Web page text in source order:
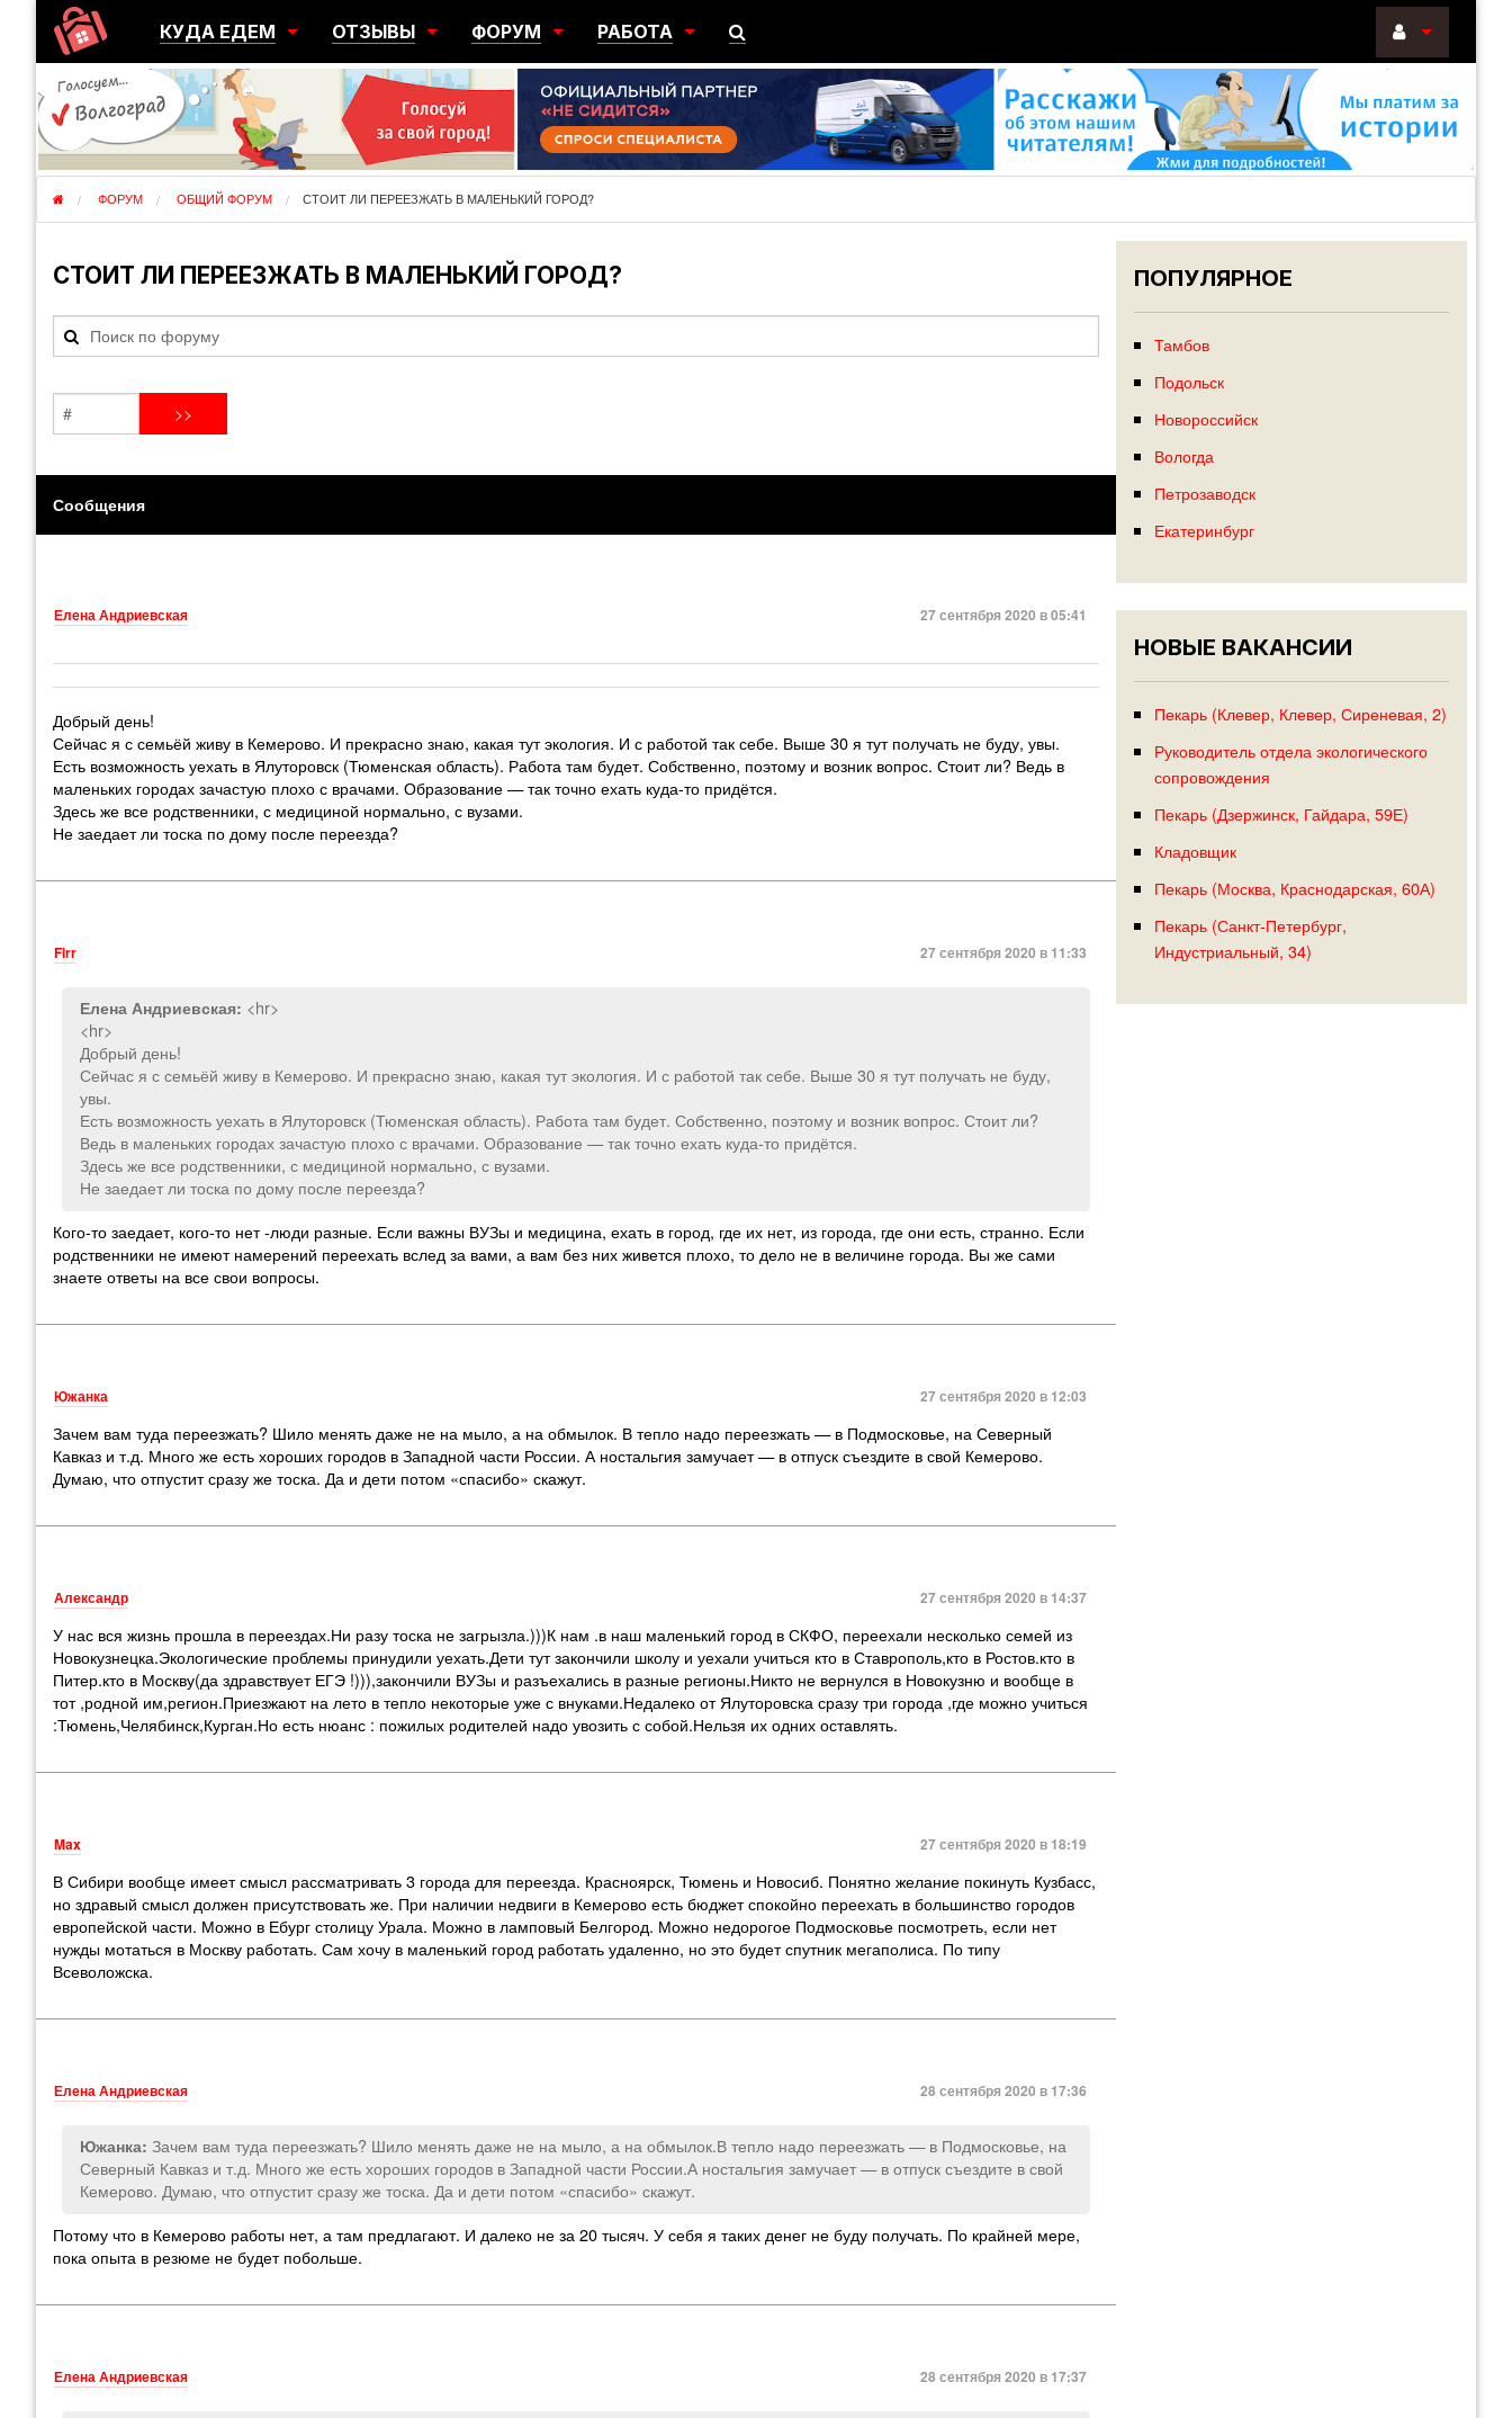
КУДА ЕДЕМ
ГОРОДА
РЕГИОНЫ
ОТЗЫВЫ
ПЕРЕЕЗДЫ
ЭМИГРАЦИЯ
ФОРУМ
ЮЖНЫЙ
РАБОТА
ПОИСК РАБОТЫ
РАЗМЕСТИТЬ ВАКАНСИЮ
Войти
ФОРУМ ОБЩИЙ ФОРУМ СТОИТ ЛИ ПЕРЕЕЗЖАТЬ В МАЛЕНЬКИЙ ГОРОД?
СТОИТ ЛИ ПЕРЕЕЗЖАТЬ В МАЛЕНЬКИЙ ГОРОД?
Сообщения
Елена Андриевская 27 сентября 2020 в 05:41
Добрый день!
Сейчас я с семьёй живу в Кемерово. И прекрасно знаю, какая тут экология. И с работой так себе. Выше 30 я тут получать не буду, увы.
Есть возможность уехать в Ялуторовск (Тюменская область). Работа там будет. Собственно, поэтому и возник вопрос. Стоит ли? Ведь в
маленьких городах зачастую плохо с врачами. Образование — так точно ехать куда-то придётся.
Здесь же все родственники, с медициной нормально, с вузами.
Не заедает ли тоска по дому после переезда?
Firr 27 сентября 2020 в 11:33
Елена Андриевская: <hr>
<hr>
Добрый день!
Сейчас я с семьёй живу в Кемерово. И прекрасно знаю, какая тут экология. И с работой так себе. Выше 30 я тут получать не буду,
увы.
Есть возможность уехать в Ялуторовск (Тюменская область). Работа там будет. Собственно, поэтому и возник вопрос. Стоит ли?
Ведь в маленьких городах зачастую плохо с врачами. Образование — так точно ехать куда-то придётся.
Здесь же все родственники, с медициной нормально, с вузами.
Не заедает ли тоска по дому после переезда?
Кого-то заедает, кого-то нет -люди разные. Если важны ВУЗы и медицина, ехать в город, где их нет, из города, где они есть, странно. Если
родственники не имеют намерений переехать вслед за вами, а вам без них живется плохо, то дело не в величине города. Вы же сами
знаете ответы на все свои вопросы.
Южанка 27 сентября 2020 в 12:03
Зачем вам туда переезжать? Шило менять даже не на мыло, а на обмылок. В тепло надо переезжать — в Подмосковье, на Северный
Кавказ и т.д. Много же есть хороших городов в Западной части России. А ностальгия замучает — в отпуск съездите в свой Кемерово.
Думаю, что отпустит сразу же тоска. Да и дети потом «спасибо» скажут.
Александр 27 сентября 2020 в 14:37
У нас вся жизнь прошла в переездах.Ни разу тоска не загрызла.)))К нам .в наш маленький город в СКФО, переехали несколько семей из
Новокузнецка.Экологические проблемы принудили уехать.Дети тут закончили школу и уехали учиться кто в Ставрополь,кто в Ростов.кто в
Питер.кто в Москву(да здравствует ЕГЭ !))),закончили ВУЗы и разъехались в разные регионы.Никто не вернулся в Новокузню и вообще в
тот ,родной им,регион.Приезжают на лето в тепло некоторые уже с внуками.Недалеко от Ялуторовска сразу три города ,где можно учиться
:Тюмень,Челябинск,Курган.Но есть нюанс : пожилых родителей надо увозить с собой.Нельзя их одних оставлять.
Max 27 сентября 2020 в 18:19
В Сибири вообще имеет смысл рассматривать 3 города для переезда. Красноярск, Тюмень и Новосиб. Понятно желание покинуть Кузбасс,
но здравый смысл должен присутствовать же. При наличии недвиги в Кемерово есть бюджет спокойно переехать в большинство городов
европейской части. Можно в Ебург столицу Урала. Можно в ламповый Белгород. Можно недорогое Подмосковье посмотреть, если нет
нужды мотаться в Москву работать. Сам хочу в маленький город работать удаленно, но это будет спутник мегаполиса. По типу
Всеволожска.
Елена Андриевская 28 сентября 2020 в 17:36
Южанка: Зачем вам туда переезжать? Шило менять даже не на мыло, а на обмылок.В тепло надо переезжать — в Подмосковье, на
Северный Кавказ и т.д. Много же есть хороших городов в Западной части России.А ностальгия замучает — в отпуск съездите в свой
Кемерово. Думаю, что отпустит сразу же тоска. Да и дети потом «спасибо» скажут.
Потому что в Кемерово работы нет, а там предлагают. И далеко не за 20 тысяч. У себя я таких денег не буду получать. По крайней мере,
пока опыта в резюме не будет побольше.
Елена Андриевская 28 сентября 2020 в 17:37
ПОПУЛЯРНОЕ
Тамбов
Подольск
Новороссийск
Вологда
Петрозаводск
Екатеринбург
НОВЫЕ ВАКАНСИИ
Пекарь (Клевер, Клевер, Сиреневая, 2)
Руководитель отдела экологического
сопровождения
Пекарь (Дзержинск, Гайдара, 59Е)
Кладовщик
Пекарь (Москва, Краснодарская, 60А)
Пекарь (Санкт-Петербург,
Индустриальный, 34)